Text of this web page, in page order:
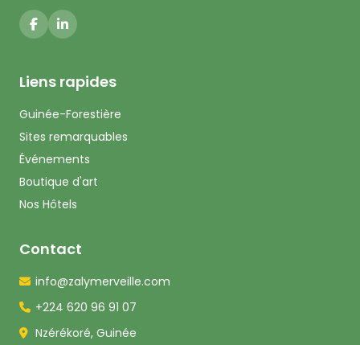
Liens rapides
Guinée-Forestière
Sites remarquables
Événements
Boutique d'art
Nos Hôtels
Contact
info@zalymerveille.com
+224 620 96 91 07
Nzérékoré, Guinée